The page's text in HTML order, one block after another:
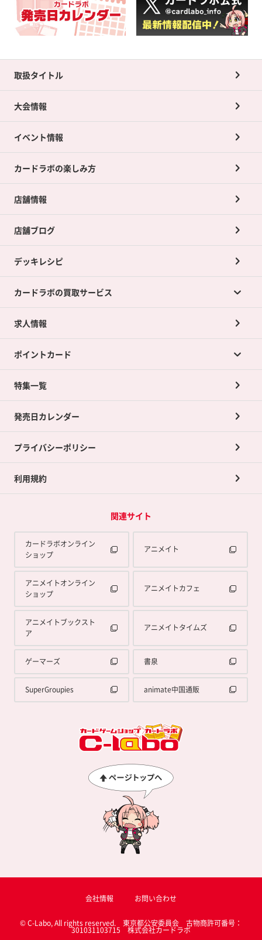
取扱タイトル
大会情報
イベント情報
カードラボの楽しみ方
店舗情報
店舗ブログ
デッキレシピ
カードラボの買取サービス
カードラボの買取サービスTOP
店舗買取について
ネット買取について
買取承諾書について
求人情報
ポイントカード
ポイントカードTOP
ポイント交換景品
特集一覧
発売日カレンダー
プライバシーポリシー
利用規約
関連サイト
カードラボオンライン
ショップ
アニメイト
アニメイトオンライン
ショップ
アニメイトカフェ
アニメイトブックスト
ア
アニメイトタイムズ
ゲーマーズ 書泉
SuperGroupies animate中国通販
会社情報 お問い合わせ
© C-Labo, All rights reserved. 東京都公安委員会 古物商許可番号：
301031103715 株式会社カードラボ